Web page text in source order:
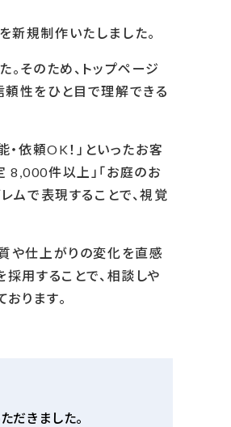
新規制作いたしました。
そのため、トップページ
頼性をひと目で理解できる
依頼OK！」といったお客
8,000件以上」「お庭のお
ムで表現することで、視覚
や仕上がりの変化を直感
用することで、相談しや
ります。
だきました。